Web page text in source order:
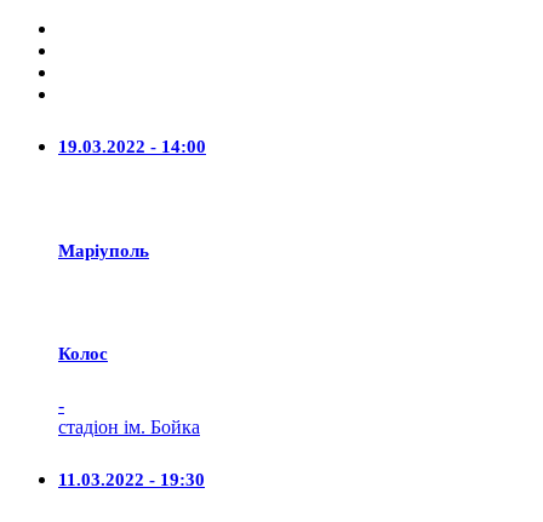
19.03.2022 - 14:00
Маріуполь
Колос
-
стадіон ім. Бойка
11.03.2022 - 19:30